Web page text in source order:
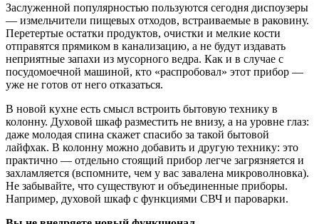
Заслуженной популярностью пользуются сегодня диспоузеры
— измельчители пищевых отходов, встраиваемые в раковину.
Перетертые остатки продуктов, очистки и мелкие кости
отправятся прямиком в канализацию, а не будут издавать
неприятные запахи из мусорного ведра. Как и в случае с
посудомоечной машиной, кто «распробовал» этот прибор —
уже не готов от него отказаться.
В новой кухне есть смысл встроить бытовую технику в
колонну. Духовой шкаф разместить не внизу, а на уровне глаз:
даже молодая спина скажет спасибо за такой бытовой
лайфхак. В колонну можно добавить и другую технику: это
практично — отдельно стоящий прибор легче загрязняется и
захламляется (вспомните, чем у вас завалена микроволновка).
Не забывайте, что существуют и объединенные приборы.
Например, духовой шкаф с функциями СВЧ и пароварки.